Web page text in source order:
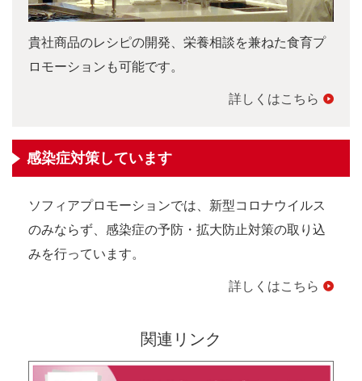
貴社商品のレシピの開発、栄養相談を兼ねた食育プ
ロモーションも可能です。
詳しくはこちら
感染症対策しています
ソフィアプロモーションでは、新型コロナウイルス
のみならず、感染症の予防・拡大防止対策の取り込
みを行っています。
詳しくはこちら
関連リンク